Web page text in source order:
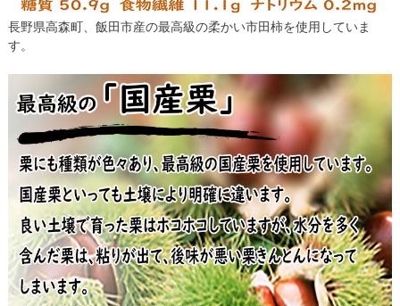
長野県高森町、飯田市産の最高級の柔かい市田柿を使用していま
す。